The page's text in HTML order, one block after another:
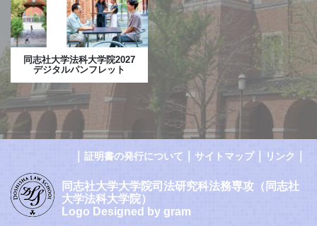
同志社大学法科大学院2027
デジタルパンフレット
証明書の発行について サイトマップ｜ リンク
同志社大学大学院司法研究科法務専攻（同志社
大学法科大学院）
Logo Designed by gram